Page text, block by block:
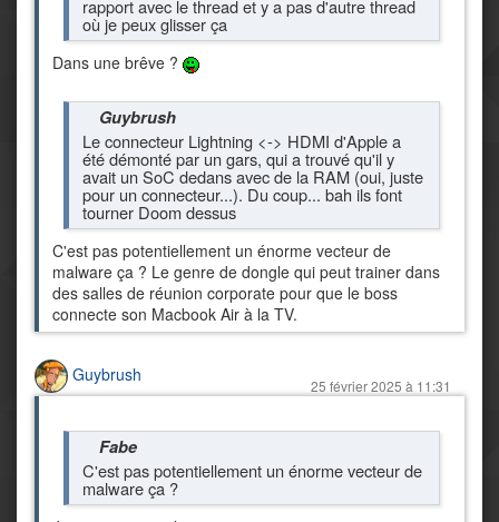
rapport avec le thread et y a pas d'autre thread
où je peux glisser ça
Dans une brêve ?
Guybrush
Le connecteur Lightning <-> HDMI d'Apple a
été démonté par un gars, qui a trouvé qu'il y
avait un SoC dedans avec de la RAM (oui, juste
pour un connecteur...). Du coup... bah ils font
tourner Doom dessus
C'est pas potentiellement un énorme vecteur de
malware ça ? Le genre de dongle qui peut trainer dans
des salles de réunion corporate pour que le boss
connecte son Macbook Air à la TV.
Guybrush
25 février 2025 à 11:31
Fabe
C'est pas potentiellement un énorme vecteur de
malware ça ?